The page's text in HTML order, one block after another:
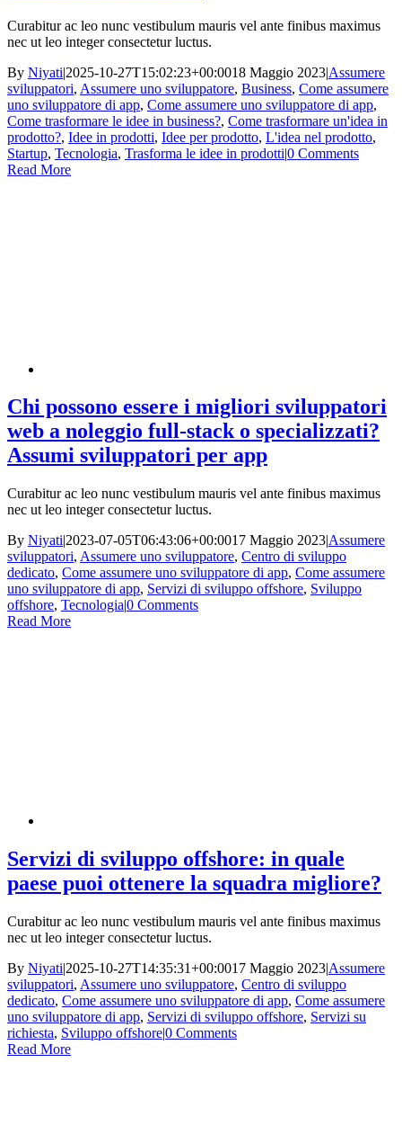
Curabitur ac leo nunc vestibulum mauris vel ante finibus maximus
nec ut leo integer consectetur luctus.
By Niyati|2025-10-27T15:02:23+00:0018 Maggio 2023|Assumere
sviluppatori, Assumere uno sviluppatore, Business, Come assumere
uno sviluppatore di app, Come assumere uno sviluppatore di app,
Come trasformare le idee in business?, Come trasformare un'idea in
prodotto?, Idee in prodotti, Idee per prodotto, L'idea nel prodotto,
Startup, Tecnologia, Trasforma le idee in prodotti|0 Comments
Read More
Chi possono essere i migliori sviluppatori
web a noleggio full-stack o specializzati?
Assumi sviluppatori per app
Curabitur ac leo nunc vestibulum mauris vel ante finibus maximus
nec ut leo integer consectetur luctus.
By Niyati|2023-07-05T06:43:06+00:0017 Maggio 2023|Assumere
sviluppatori, Assumere uno sviluppatore, Centro di sviluppo
dedicato, Come assumere uno sviluppatore di app, Come assumere
uno sviluppatore di app, Servizi di sviluppo offshore, Sviluppo
offshore, Tecnologia|0 Comments
Read More
Servizi di sviluppo offshore: in quale
paese puoi ottenere la squadra migliore?
Curabitur ac leo nunc vestibulum mauris vel ante finibus maximus
nec ut leo integer consectetur luctus.
By Niyati|2025-10-27T14:35:31+00:0017 Maggio 2023|Assumere
sviluppatori, Assumere uno sviluppatore, Centro di sviluppo
dedicato, Come assumere uno sviluppatore di app, Come assumere
uno sviluppatore di app, Servizi di sviluppo offshore, Servizi su
richiesta, Sviluppo offshore|0 Comments
Read More